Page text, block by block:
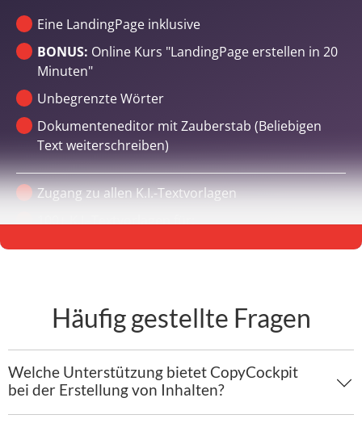
Eine LandingPage inklusive
BONUS: Online Kurs "LandingPage erstellen in 20
Minuten"
Unbegrenzte Wörter
Dokumenteneditor mit Zauberstab (Beliebigen
Text weiterschreiben)
Zugang zu allen K.I.-Textvorlagen
100+ K.I.-Textvorlagen für:
Bessere Texte
eBooks
E-Mail-Marketing
Facebook- & Google-Anzeigen
Häufig gestellte Fragen
Welche Unterstützung bietet CopyCockpit
bei der Erstellung von Inhalten?